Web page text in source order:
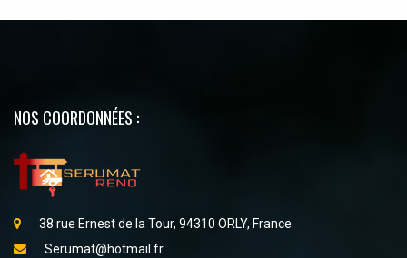
NOS COORDONNÉES :
38 rue Ernest de la Tour, 94310 ORLY, France.
Serumat@hotmail.fr